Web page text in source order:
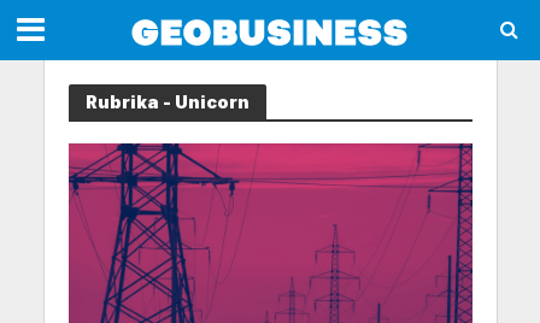
Rubrika - Unicorn